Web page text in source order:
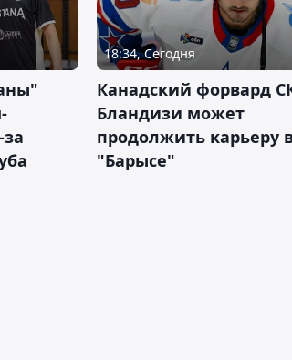
18:34, Сегодня
Канадский форвард
Бландизи может
продолжить карьеру
"Барысе"